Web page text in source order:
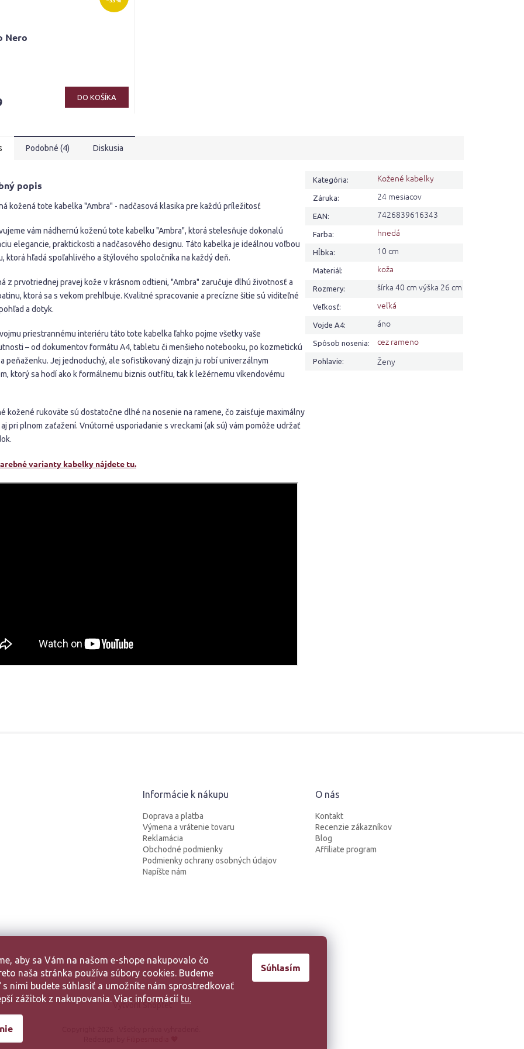
aby sa Vám na našom e-shope nakupovalo čo
naša stránka používa súbory cookies. Budeme
s nimi budete súhlasiť a umožníte nám sprostredkovať
zážitok z nakupovania. Viac informácií tu.
Súhlasím
Nero
DO KOŠÍKA
Podobné (4) Diskusia
popis
kožená tote kabelka "Ambra" - nadčasová klasika pre každú príležitosť
vám nádhernú koženú tote kabelku "Ambra", ktorá stelesňuje dokonalú
elegancie, praktickosti a nadčasového designu. Táto kabelka je ideálnou voľbou
ktorá hľadá spoľahlivého a štýlového spoločníka na každý deň.
z prvotriednej pravej kože v krásnom odtieni, "Ambra" zaručuje dlhú životnosť a
ktorá sa s vekom prehlbuje. Kvalitné spracovanie a precízne šitie sú viditeľné
a dotyk.
priestrannému interiéru táto tote kabelka ľahko pojme všetky vaše
– od dokumentov formátu A4, tabletu či menšieho notebooku, po kozmetickú
peňaženku. Jej jednoduchý, ale sofistikovaný dizajn ju robí univerzálnym
ktorý sa hodí ako k formálnemu biznis outfitu, tak k ležérnemu víkendovému
kožené rukoväte sú dostatočne dlhé na nosenie na ramene, čo zaisťuje maximálny
pri plnom zaťažení. Vnútorné usporiadanie s vreckami (ak sú) vám pomôže udržať
varianty kabelky nájdete tu.
Kategória: Kožené kabelky
Záruka: 24 mesiacov
EAN: 7426839616343
Farba: hnedá
Hĺbka: 10 cm
Materiál: koža
Rozmery: šírka 40 cm výška 26 cm
Veľkosť: veľká
Vojde A4: áno
Spôsob nosenia: cez rameno
Pohlavie: Ženy
Informácie k nákupu
Doprava a platba
Výmena a vrátenie tovaru
Reklamácia
Obchodné podmienky
Podmienky ochrany osobných údajov
Napíšte nám
O nás
Kontakt
Recenzie zákazníkov
Blog
Affiliate program
Vytvoril Shoptet